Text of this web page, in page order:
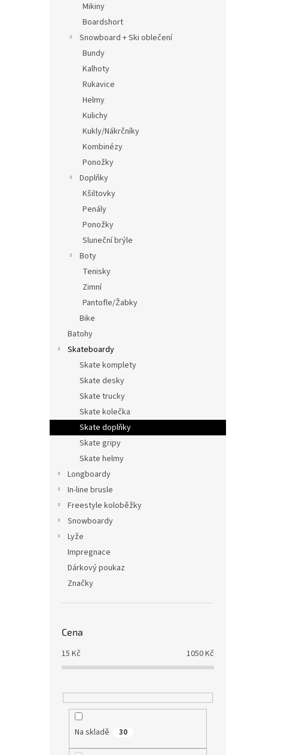
Mikiny
Boardshort
Snowboard + Ski oblečení
Bundy
Kalhoty
Rukavice
Helmy
Kulichy
Kukly/Nákrčníky
Kombinézy
Ponožky
Doplňky
Kšiltovky
Penály
Ponožky
Sluneční brýle
Boty
Tenisky
Zimní
Pantofle/Žabky
Bike
Batohy
Skateboardy
Skate komplety
Skate desky
Skate trucky
Skate kolečka
Skate doplňky
Skate gripy
Skate helmy
Longboardy
In-line brusle
Freestyle koloběžky
Snowboardy
Lyže
Impregnace
Dárkový poukaz
Značky
Cena
15 Kč 1050Kč
Na skladě 30